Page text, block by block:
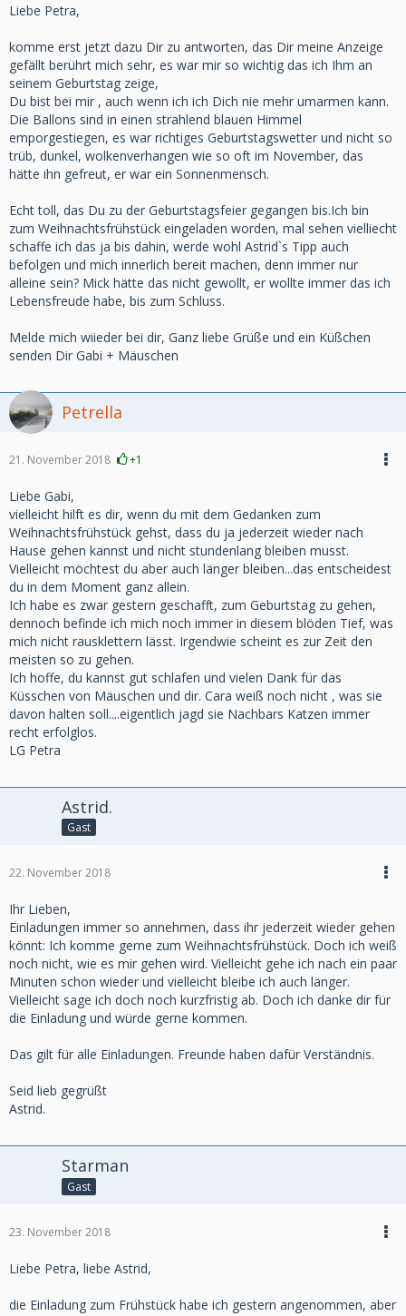
Liebe Petra,
komme erst jetzt dazu Dir zu antworten, das Dir meine Anzeige
gefällt berührt mich sehr, es war mir so wichtig das ich Ihm an
seinem Geburtstag zeige,
Du bist bei mir , auch wenn ich ich Dich nie mehr umarmen kann.
Die Ballons sind in einen strahlend blauen Himmel
emporgestiegen, es war richtiges Geburtstagswetter und nicht so
trüb, dunkel, wolkenverhangen wie so oft im November, das
hätte ihn gefreut, er war ein Sonnenmensch.
Echt toll, das Du zu der Geburtstagsfeier gegangen bis.Ich bin
zum Weihnachtsfrühstück eingeladen worden, mal sehen vielliecht
schaffe ich das ja bis dahin, werde wohl Astrid`s Tipp auch
befolgen und mich innerlich bereit machen, denn immer nur
alleine sein? Mick hätte das nicht gewollt, er wollte immer das ich
Lebensfreude habe, bis zum Schluss.
Melde mich wiieder bei dir, Ganz liebe Grüße und ein Küßchen
senden Dir Gabi + Mäuschen
Petrella
21. November 2018 +1
Liebe Gabi,
vielleicht hilft es dir, wenn du mit dem Gedanken zum
Weihnachtsfrühstück gehst, dass du ja jederzeit wieder nach
Hause gehen kannst und nicht stundenlang bleiben musst.
Vielleicht möchtest du aber auch länger bleiben...das entscheidest
du in dem Moment ganz allein.
Ich habe es zwar gestern geschafft, zum Geburtstag zu gehen,
dennoch befinde ich mich noch immer in diesem blöden Tief, was
mich nicht rausklettern lässt. Irgendwie scheint es zur Zeit den
meisten so zu gehen.
Ich hoffe, du kannst gut schlafen und vielen Dank für das
Küsschen von Mäuschen und dir. Cara weiß noch nicht , was sie
davon halten soll....eigentlich jagd sie Nachbars Katzen immer
recht erfolglos.
LG Petra
Astrid.
Gast
22. November 2018
Ihr Lieben,
Einladungen immer so annehmen, dass ihr jederzeit wieder gehen
könnt: Ich komme gerne zum Weihnachtsfrühstück. Doch ich weiß
noch nicht, wie es mir gehen wird. Vielleicht gehe ich nach ein paar
Minuten schon wieder und vielleicht bleibe ich auch länger.
Vielleicht sage ich doch noch kurzfristig ab. Doch ich danke dir für
die Einladung und würde gerne kommen.
Das gilt für alle Einladungen. Freunde haben dafür Verständnis.
Seid lieb gegrüßt
Astrid.
Starman
Gast
23. November 2018
Liebe Petra, liebe Astrid,
die Einladung zum Frühstück habe ich gestern angenommen, aber